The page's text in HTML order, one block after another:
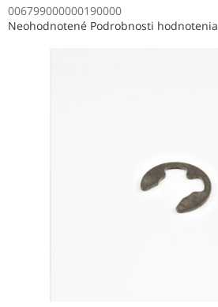
006799000000190000
Priemerné
Neohodnotené Podrobnosti hodnotenia